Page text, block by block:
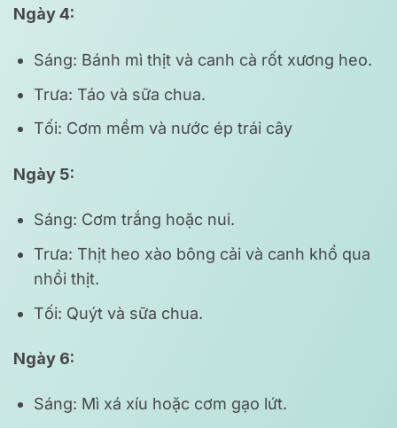
Ngày 4:
Sáng: Bánh mì thịt và canh cà rốt xương heo.
Trưa: Táo và sữa chua.
Tối: Cơm mềm và nước ép trái cây
Ngày 5:
Sáng: Cơm trắng hoặc nui.
Trưa: Thịt heo xào bông cải và canh khổ qua
nhồi thịt.
Tối: Quýt và sữa chua.
Ngày 6:
Sáng: Mì xá xíu hoặc cơm gạo lứt.